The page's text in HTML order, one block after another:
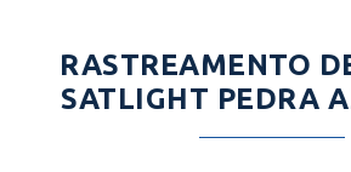
RASTREAMENTO
SATLIGHT PEDRA